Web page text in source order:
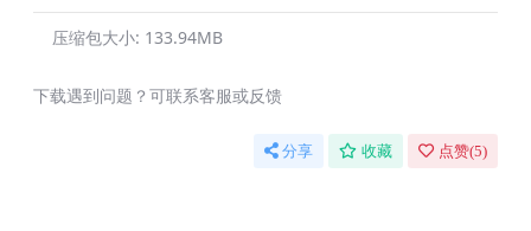
压缩包大小: 133.94MB
下载遇到问题？可联系客服或反馈
分享 收藏 点赞(5)